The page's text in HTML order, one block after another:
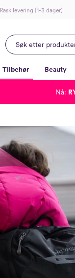
Rask levering (1-3 dager)
Tilbehør Beauty
Nå: